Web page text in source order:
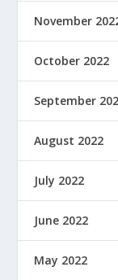
November
October 2022
September
August 2022
July 2022
June 2022
May 2022